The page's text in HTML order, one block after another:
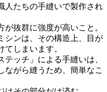
人たちの手縫いで製作され
抜群に強度が高いこと。
シンは、その構造上、目が
しまいます。
ッチ」による手縫いは、
ながら縫うため、簡単なこ